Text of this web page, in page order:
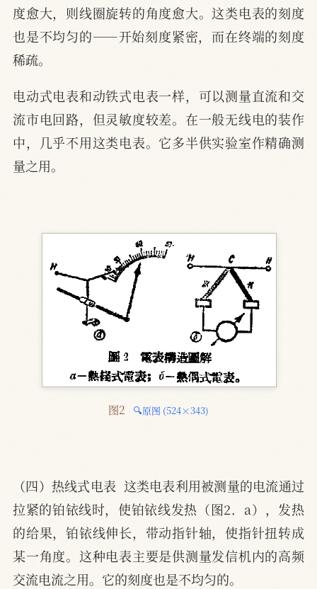
度愈大，则线圈旋转的角度愈大。这类电表的刻度
也是不均匀的——开始刻度紧密，而在终端的刻度
稀疏。
电动式电表和动铁式电表一样，可以测量直流和交
流市电回路，但灵敏度较差。在一般无线电的装作
中，几乎不用这类电表。它多半供实验室作精确测
量之用。
图2 🔍原图 (524×343)
（四）热线式电表  这类电表利用被测量的电流通过
拉紧的铂铱线时，使铂铱线发热（图2．a），发热
的给果，铂铱线伸长，带动指针轴，使指针扭转成
某一角度。这种电表主要是供测量发信机内的高频
交流电流之用。它的刻度也是不均匀的。